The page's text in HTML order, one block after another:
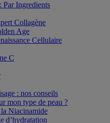
Ingredients
Collagène
Age
Cellulaire
C
: nos conseils
mon type de peau ?
Niacinamide​
d’hydratation